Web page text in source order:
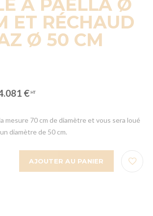
ET RÉCHAUD
Ø 50 CM
€
mesure 70 cm de diamètre et vous sera loué
diamètre de 50 cm.
AJOUTER AU PANIER